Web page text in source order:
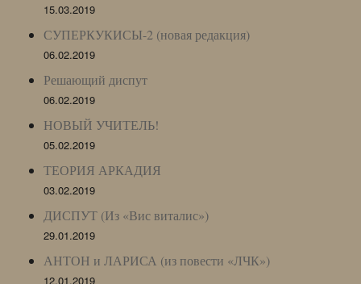
15.03.2019
СУПЕРКУКИСЫ-2 (новая редакция)
06.02.2019
Решающий диспут
06.02.2019
НОВЫЙ УЧИТЕЛЬ!
05.02.2019
ТЕОРИЯ АРКАДИЯ
03.02.2019
ДИСПУТ (Из «Вис виталис»)
29.01.2019
АНТОН и ЛАРИСА (из повести «ЛЧК»)
12.01.2019